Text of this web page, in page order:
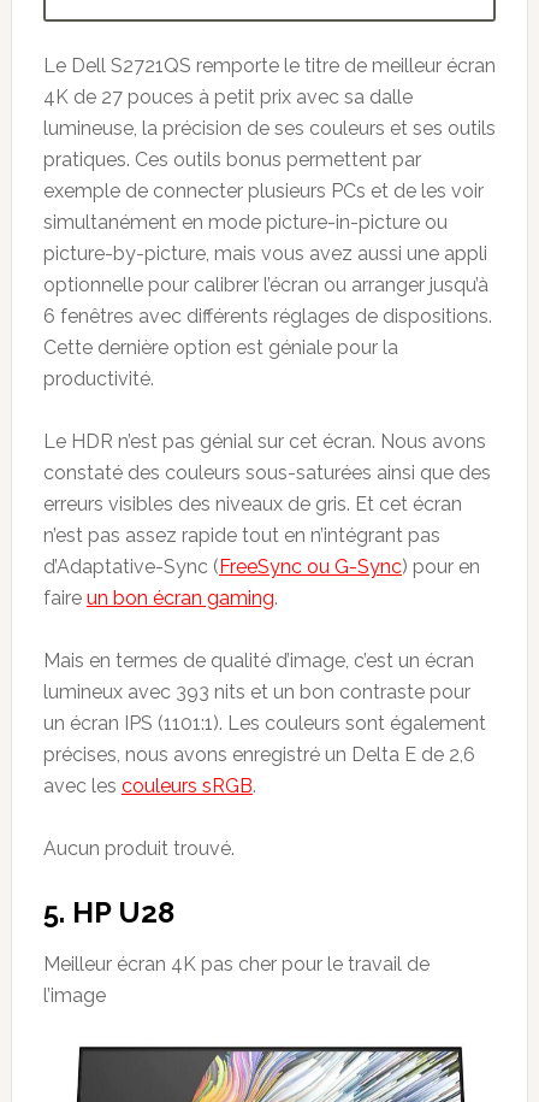
Le Dell S2721QS remporte le titre de meilleur écran
4K de 27 pouces à petit prix avec sa dalle
lumineuse, la précision de ses couleurs et ses outils
pratiques. Ces outils bonus permettent par
exemple de connecter plusieurs PCs et de les voir
simultanément en mode picture-in-picture ou
picture-by-picture, mais vous avez aussi une appli
optionnelle pour calibrer l’écran ou arranger jusqu’à
6 fenêtres avec différents réglages de dispositions.
Cette dernière option est géniale pour la
productivité.
Le HDR n’est pas génial sur cet écran. Nous avons
constaté des couleurs sous-saturées ainsi que des
erreurs visibles des niveaux de gris. Et cet écran
n’est pas assez rapide tout en n’intégrant pas
d’Adaptative-Sync (FreeSync ou G-Sync) pour en
faire un bon écran gaming.
Mais en termes de qualité d’image, c’est un écran
lumineux avec 393 nits et un bon contraste pour
un écran IPS (1101:1). Les couleurs sont également
précises, nous avons enregistré un Delta E de 2,6
avec les couleurs sRGB.
Aucun produit trouvé.
5. HP U28
Meilleur écran 4K pas cher pour le travail de
l’image